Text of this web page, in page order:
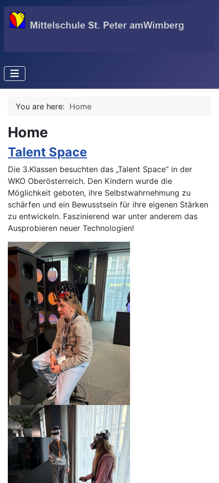
You are here: Home
Home
Talent Space
Die 3.Klassen besuchten das „Talent Space“ in der
WKO Oberösterreich. Den Kindern wurde die
Möglichkeit geboten, ihre Selbstwahrnehmung zu
schärfen und ein Bewusstsein für ihre eigenen Stärken
zu entwickeln. Faszinierend war unter anderem das
Ausprobieren neuer Technologien!